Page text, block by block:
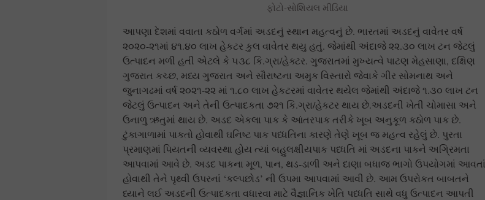
ફોટો-સોશિયલ મીડિયા
આપણા દેશમાં વવાતા કઠોળ વર્ગમાં અડદનું સ્થાન મહત્વનું છે. ભારતમાં અડદનું વાવેતર વર્ષ
૨૦૨૦-૨૧માં ૪૧.૪૦ લાખ હેકટર કુલ વાવેતર થયુ હતું. જેમાંથી અંદાજે ૨૨.૩૦ લાખ ટન જેટલું
ઉત્પાદન મળી હતી એટલે કે ૫૩૮ કિ.ગ્રા/હેક્ટર. ગુજરાતમાં મુખ્યત્વે પાટણ મેહસાણા, દક્ષિણ
ગુજરાત કચ્છ, મધ્ય ગુજરાત અને સૌરાષ્ટના અમુક વિસ્તારો જેવાકે ગીર સોમનાથ અને
જુનાગઢમાં વર્ષ ૨૦૨૧-૨૨ માં ૧.૮૦ લાખ હેકટરમાં વાવેતર થયેલ જેમાંથી અંદાજે ૧.૩૦ લાખ ટન
જેટલું ઉત્પાદન અને તેની ઉત્પાદકતા ૭૨૧ કિ.ગ્રા/હેકટર થાય છે.અડદની ખેતી ચોમાસા અને
ઉનાળુ ઋતુમાં થાય છે. અડદ એકલા પાક કે આંતરપાક તરીકે ખૂબ અનુકૂળ કઠોળ પાક છે.
ટુંકાગાળામાં પાકતો હોવાથી ઘનિષ્ટ પાક પધ્ધતિના કારણે તેણે ખૂબ જ મહત્વ રહેલું છે. પુરતા
પ્રમાણમાં પિયતની વ્યવસ્થા હોય ત્યાં બહુલક્ષીયપાક પધ્ધતિ માં અડદના પાકને અગ્રિમતા
આપવામાં આવે છે. અડદ પાકના મૂળ, પાન, થડ-ડાળી અને દાણા બધાજ ભાગો ઉપયોગમાં આવતાં
હોવાથી તેને પૃથ્વી ઉપરનાં ‘કલ્પછોડ’ ની ઉપમા આપવામાં આવી છે. આમ ઉપરોકત બાબતને
ધ્યાને લઈ અડદની ઉત્પાદકતા વધારવા માટે વૈજ્ઞાનિક ખેતિ પધ્ધતિ સાથે વધુ ઉત્પાદન આપતી